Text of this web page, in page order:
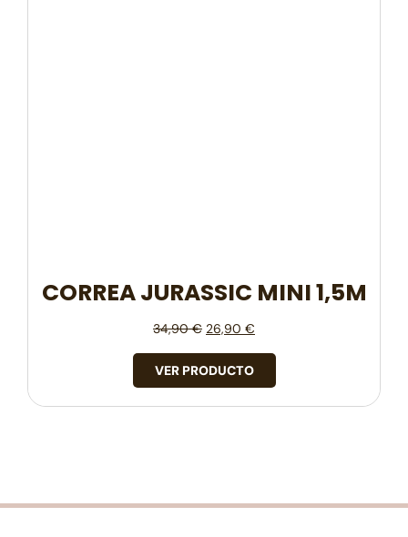
CORREA JURASSIC MINI 1,5M
34,90€ 26,90 €
VER PRODUCTO